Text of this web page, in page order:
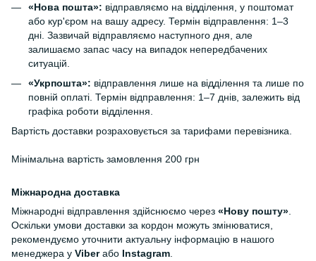
«Нова пошта»: відправляємо на відділення, у поштомат
або кур'єром на вашу адресу. Термін відправлення: 1–3
дні. Зазвичай відправляємо наступного дня, але
залишаємо запас часу на випадок непередбачених
ситуацій.
«Укрпошта»: відправлення лише на відділення та лише по
повній оплаті. Термін відправлення: 1–7 днів, залежить від
графіка роботи відділення.
Вартість доставки розраховується за тарифами перевізника.
Мінімальна вартість замовлення 200 грн
Міжнародна доставка
Міжнародні відправлення здійснюємо через «Нову пошту».
Оскільки умови доставки за кордон можуть змінюватися,
рекомендуємо уточнити актуальну інформацію в нашого
менеджера у Viberабо Instagram.